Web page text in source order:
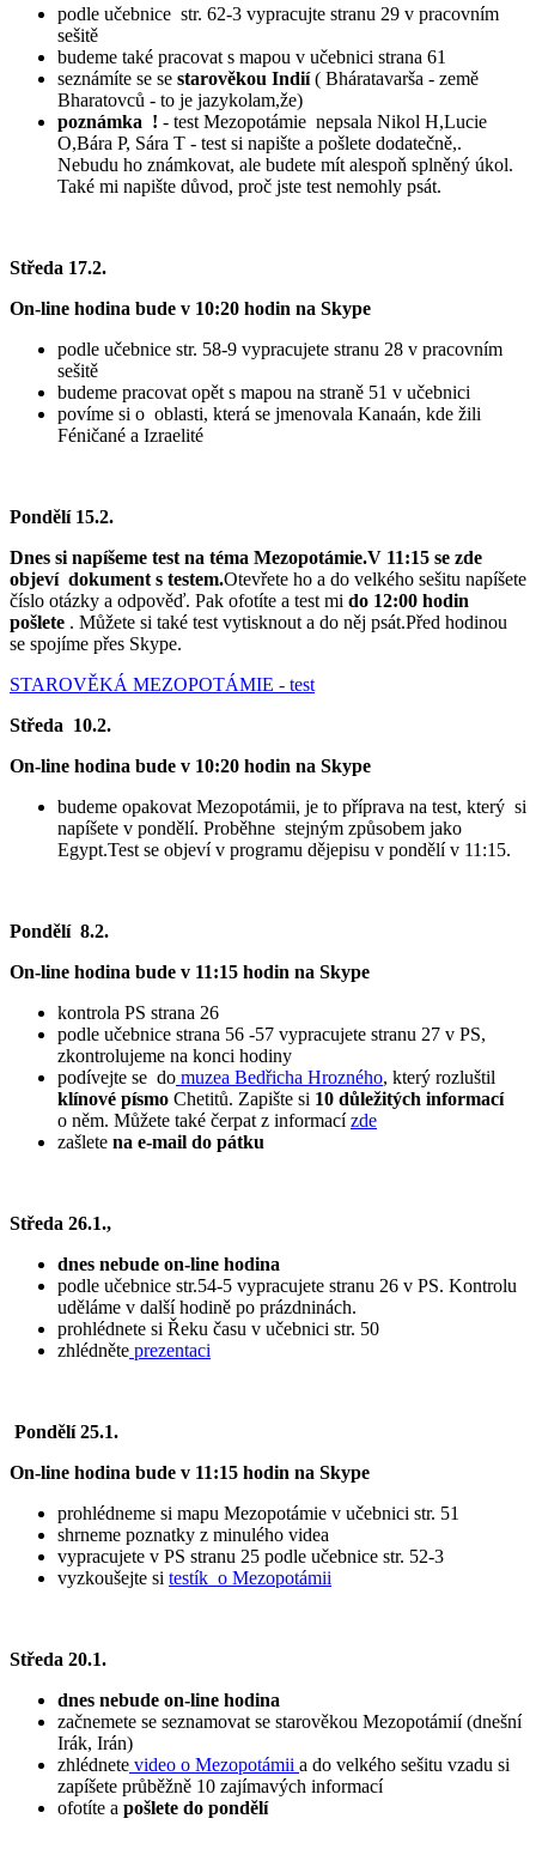
podle učebnice str. 62-3 vypracujte stranu 29 v pracovním
sešitě
budeme také pracovat s mapou v učebnici strana 61
seznámíte se se starověkou Indií( Bháratavarša - země
Bharatovců - to je jazykolam,že)
poznámka ! - test Mezopotámie nepsala Nikol H,Lucie
O,Bára P, Sára T - test si napište a pošlete dodatečně,.
Nebudu ho známkovat, ale budete mít alespoň splněný úkol.
Také mi napište důvod, proč jste test nemohly psát.
Středa 17.2.
On-line hodina bude v 10:20 hodin na Skype
podle učebnice str. 58-9 vypracujete stranu 28 v pracovním
sešitě
budeme pracovat opět s mapou na straně 51 v učebnici
povíme si o oblasti, která se jmenovala Kanaán, kde žili
Féničané a Izraelité
Pondělí 15.2.
Dnes si napíšeme test na téma Mezopotámie.V 11:15 se zde
objeví dokument s testem.Otevřete ho a do velkého sešitu napíšete
číslo otázky a odpověď. Pak ofotíte a test mi do 12:00 hodin
pošlete . Můžete si také test vytisknout a do něj psát.Před hodinou
se spojíme přes Skype.
STAROVĚKÁ MEZOPOTÁMIE - test
Středa 10.2.
On-line hodina bude v 10:20 hodin na Skype
budeme opakovat Mezopotámii, je to příprava na test, který si
napíšete v pondělí. Proběhne stejným způsobem jako
Egypt.Test se objeví v programu dějepisu v pondělí v 11:15.
Pondělí 8.2.
On-line hodina bude v 11:15 hodin na Skype
kontrola PS strana 26
podle učebnice strana 56 -57 vypracujete stranu 27 v PS,
zkontrolujeme na konci hodiny
podívejte se do muzea Bedřicha Hrozného, který rozluštil
klínové písmo Chetitů. Zapište si 10 důležitých informací
o něm. Můžete také čerpat z informacízde
zašlete na e-mail do pátku
Středa 26.1.,
dnes nebude on-line hodina
podle učebnice str.54-5 vypracujete stranu 26 v PS. Kontrolu
uděláme v další hodině po prázdninách.
prohlédnete si Řeku času v učebnici str. 50
zhlédněte prezentaci
Pondělí 25.1.
On-line hodina bude v 11:15 hodin na Skype
prohlédneme si mapu Mezopotámie v učebnici str. 51
shrneme poznatky z minulého videa
vypracujete v PS stranu 25 podle učebnice str. 52-3
vyzkoušejte si testík o Mezopotámii
Středa 20.1.
dnes nebude on-line hodina
začnemete se seznamovat se starověkou Mezopotámií (dnešní
Irák, Irán)
zhlédnete video o Mezopotámii a do velkého sešitu vzadu si
zapíšete průběžně 10 zajímavých informací
ofotíte a pošlete do pondělí